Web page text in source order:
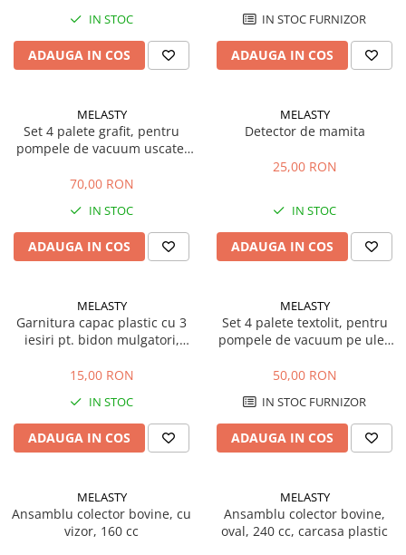
Masini de taiat
Masini de taiat beton / asfalt
Masini de taiat gresie / faianta
Motodebitatoare
Masini de prelucrat fier-beton
Placi extra mari
Accesorii masini de taiat
Finisare si Prelucrare suprafete
Elicoptere pardoseala
Rigle vibrante
Scarificatoare beton
Slefuitoare pereti
Accesorii prelucrare suprafete
Sisteme pompare
Pompe pentru zugravit si vopsit
Pompe glet cu snec
Pompe spuma poliuretanica
IN STOC
ADAUGA IN COS
IN STOC FURNIZOR
ADAUGA IN COS
MELASTY
Set 4 palete grafit, pentru
pompele de vacuum uscate,
70,00 RON
IN STOC
ADAUGA IN COS
MELASTY
Detector de mamita
25,00 RON
IN STOC
ADAUGA IN COS
MELASTY
Garnitura capac plastic cu 3
iesiri pt. bidon mulgatori,
15,00 RON
IN STOC
ADAUGA IN COS
MELASTY
Set 4 palete textolit, pentru
pompele de vacuum pe ulei,
50,00 RON
IN STOC FURNIZOR
ADAUGA IN COS
MELASTY
Ansamblu colector bovine, cu
vizor, 160 cc
MELASTY
Ansamblu colector bovine,
oval, 240 cc, carcasa plastic